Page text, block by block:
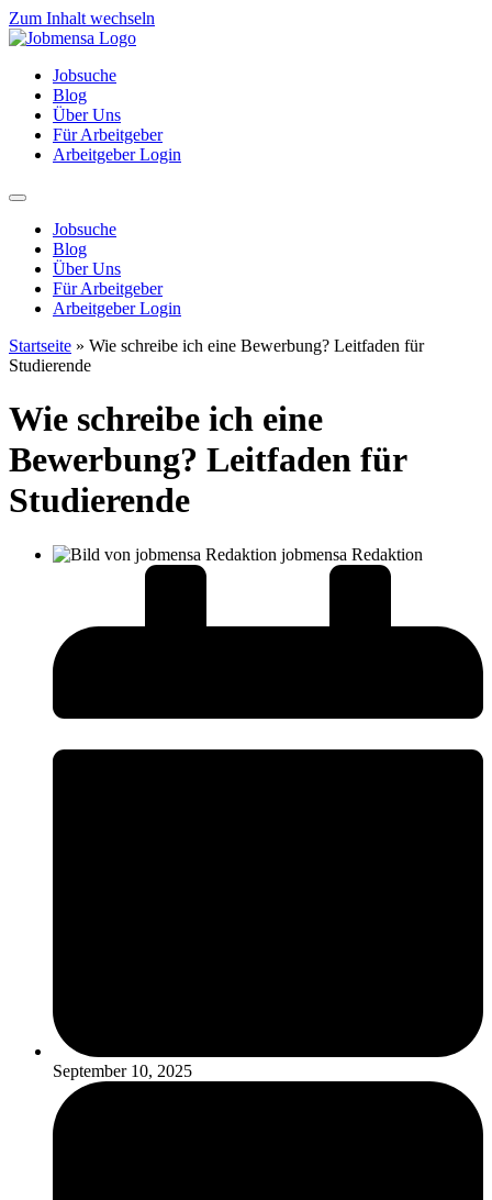
Zum Inhalt wechseln
Jobsuche
Blog
Über Uns
Für Arbeitgeber
Arbeitgeber Login
Jobsuche
Blog
Über Uns
Für Arbeitgeber
Arbeitgeber Login
Startseite » Wie schreibe ich eine Bewerbung? Leitfaden für
Studierende
Wie schreibe ich eine
Bewerbung? Leitfaden für
Studierende
jobmensa Redaktion
September 10, 2025